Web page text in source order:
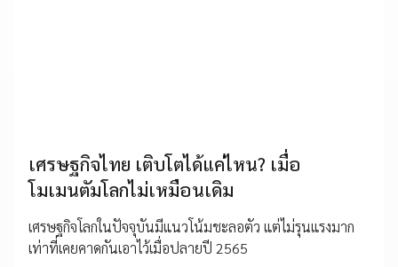
เศรษฐกิจไทย เติบโตได้แค่ไหน? เมื่อ
โมเมนตัมโลกไม่เหมือนเดิม
เศรษฐกิจโลกในปัจจุบันมีแนวโน้มชะลอตัว แต่ไม่รุนแรงมาก
เท่าที่เคยคาดกันเอาไว้เมื่อปลายปี 2565